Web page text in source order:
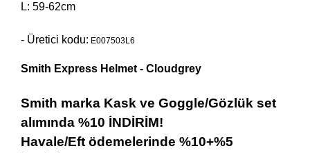
L: 59-62cm
- Üretici kodu: E007503L6
Smith Express Helmet - Cloudgrey
Smith marka Kask ve Goggle/Gözlük set
alımında %10 İNDİRİM!
Havale/Eft ödemelerinde %10+%5